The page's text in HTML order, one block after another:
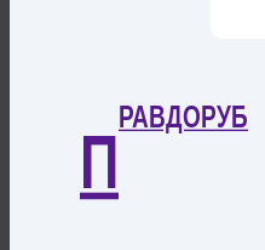
П
РАВДОРУБ